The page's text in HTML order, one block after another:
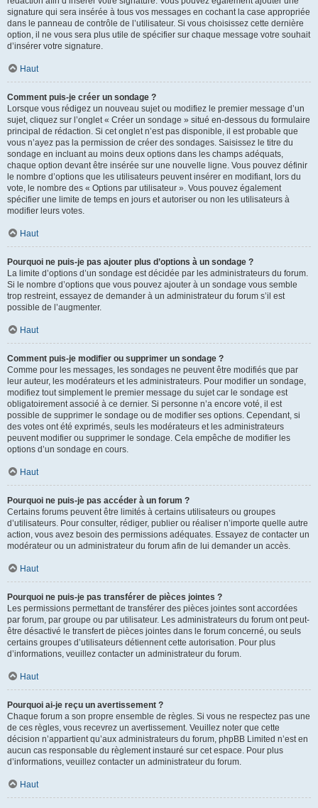
signature qui sera insérée à tous vos messages en cochant la case appropriée
dans le panneau de contrôle de l’utilisateur. Si vous choisissez cette dernière
option, il ne vous sera plus utile de spécifier sur chaque message votre souhait
d’insérer votre signature.
Haut
Comment puis-je créer un sondage ?
Lorsque vous rédigez un nouveau sujet ou modifiez le premier message d’un
sujet, cliquez sur l’onglet « Créer un sondage » situé en-dessous du formulaire
principal de rédaction. Si cet onglet n’est pas disponible, il est probable que
vous n’ayez pas la permission de créer des sondages. Saisissez le titre du
sondage en incluant au moins deux options dans les champs adéquats,
chaque option devant être insérée sur une nouvelle ligne. Vous pouvez définir
le nombre d’options que les utilisateurs peuvent insérer en modifiant, lors du
vote, le nombre des « Options par utilisateur ». Vous pouvez également
spécifier une limite de temps en jours et autoriser ou non les utilisateurs à
modifier leurs votes.
Haut
Pourquoi ne puis-je pas ajouter plus d’options à un sondage ?
La limite d’options d’un sondage est décidée par les administrateurs du forum.
Si le nombre d’options que vous pouvez ajouter à un sondage vous semble
trop restreint, essayez de demander à un administrateur du forum s’il est
possible de l’augmenter.
Haut
Comment puis-je modifier ou supprimer un sondage ?
Comme pour les messages, les sondages ne peuvent être modifiés que par
leur auteur, les modérateurs et les administrateurs. Pour modifier un sondage,
modifiez tout simplement le premier message du sujet car le sondage est
obligatoirement associé à ce dernier. Si personne n’a encore voté, il est
possible de supprimer le sondage ou de modifier ses options. Cependant, si
des votes ont été exprimés, seuls les modérateurs et les administrateurs
peuvent modifier ou supprimer le sondage. Cela empêche de modifier les
options d’un sondage en cours.
Haut
Pourquoi ne puis-je pas accéder à un forum ?
Certains forums peuvent être limités à certains utilisateurs ou groupes
d’utilisateurs. Pour consulter, rédiger, publier ou réaliser n’importe quelle autre
action, vous avez besoin des permissions adéquates. Essayez de contacter un
modérateur ou un administrateur du forum afin de lui demander un accès.
Haut
Pourquoi ne puis-je pas transférer de pièces jointes ?
Les permissions permettant de transférer des pièces jointes sont accordées
par forum, par groupe ou par utilisateur. Les administrateurs du forum ont peut-
être désactivé le transfert de pièces jointes dans le forum concerné, ou seuls
certains groupes d’utilisateurs détiennent cette autorisation. Pour plus
d’informations, veuillez contacter un administrateur du forum.
Haut
Pourquoi ai-je reçu un avertissement ?
Chaque forum a son propre ensemble de règles. Si vous ne respectez pas une
de ces règles, vous recevrez un avertissement. Veuillez noter que cette
décision n’appartient qu’aux administrateurs du forum, phpBB Limited n’est en
aucun cas responsable du règlement instauré sur cet espace. Pour plus
d’informations, veuillez contacter un administrateur du forum.
Haut